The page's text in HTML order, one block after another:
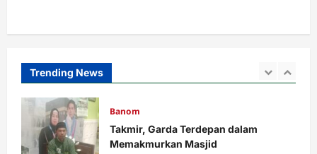
Trending News
1
LOMBA BILAL JUMAT, INI KETENTUAN
Banom
Takmir, Garda Terdepan dalam
Memakmurkan Masjid